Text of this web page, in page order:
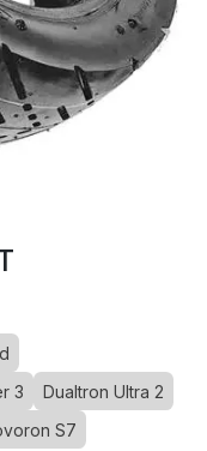
3
Dualtron Ultra 2
S7